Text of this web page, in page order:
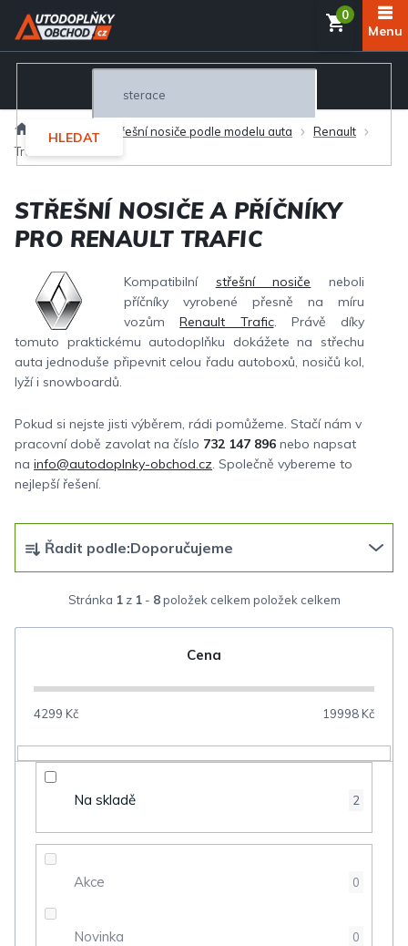
Přejít
obsah
HLEDAT
Nosiče Střešní nosiče podle modelu auta
Renault
Trafic
STŘEŠNÍ NOSIČE A PŘÍČNÍKY
PRO RENAULT TRAFIC
Kompatibilní střešní nosiče neboli
příčníky vyrobené přesně na míru
vozůmRenault Trafic. Právě díky
tomuto praktickému autodoplňku dokážete na střechu
auta jednoduše připevnit celou řadu autoboxů, nosičů kol,
lyží i snowboardů.
Pokud si nejste jisti výběrem, rádi pomůžeme. Stačí nám v
pracovní době zavolat na číslo 732 147 896 nebo napsat
na info@autodoplnky-obchod.cz. Společně vybereme to
nejlepší řešení.
Stránka 1z 1- 8položek celkem
e
o
Řadit podle:Doporučujeme
Cena
4299 Kč 19998 Kč
Na skladě 2
Akce 0
Novinka 0